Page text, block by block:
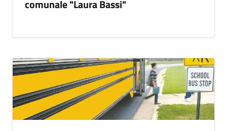
comunale "Laura Bassi"